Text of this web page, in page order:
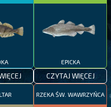
EPICKA
CZYTAJ WIĘCEJ
RZEKA ŚW. WAWRZYŃCA